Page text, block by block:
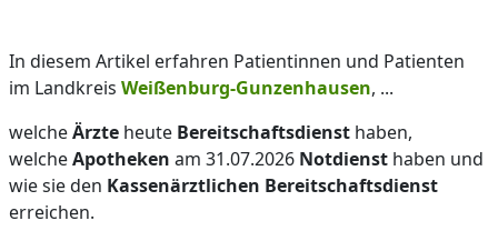
In diesem Artikel erfahren Patientinnen und Patienten
im Landkreis Weißenburg-Gunzenhausen, ...
welcheÄrzte heute Bereitschaftsdienst haben,
welcheApotheken am 31.07.2026 Notdienst haben und
wie sie den Kassenärztlichen Bereitschaftsdienst
erreichen.